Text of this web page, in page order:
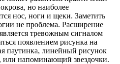
но наиболее
нос, ноги и щеки. Заметить
не проблема. Расширение
тревожным сигналом
появлением рисунка на
паутинка, линейный рисунок
или напоминающий звездочки.